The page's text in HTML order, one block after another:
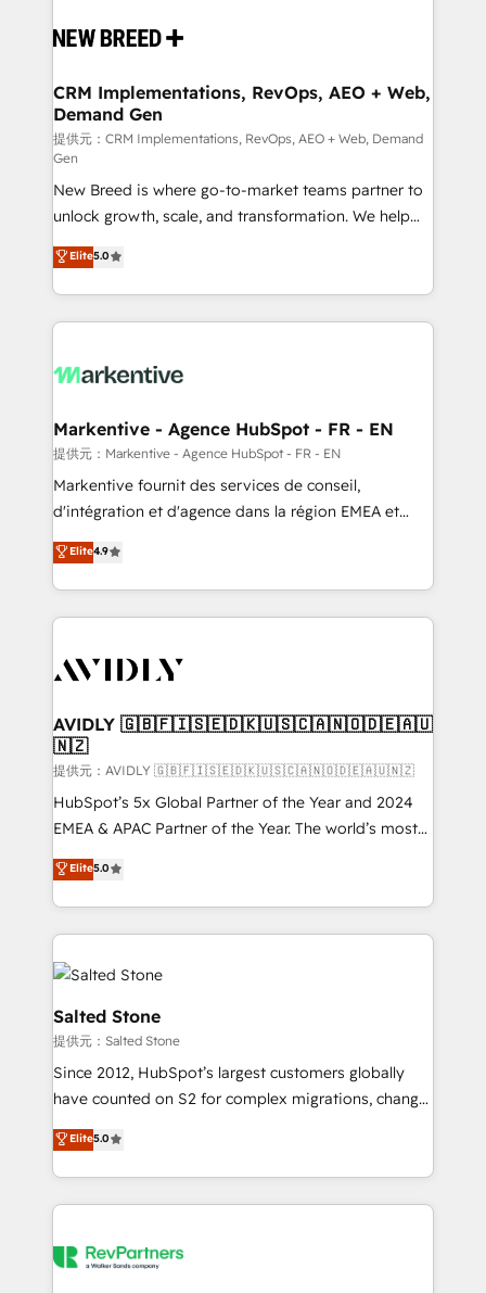
ISO9001:2015 取得 ✓ 400社以上の導入実績 ✓
HubSpot大百科 出版 CRM・AI活用に関するご相談、現
せください。
and system integrations powered by Globalia’s
trainers to drive platform adoption. 📈 Revenue
Generation - Full-funnel marketing and high-
performance advertising via Point Success Media. -
Expert deployment of Breeze AI and custom agents
to automate growth. 🏆 Elite Excellence - 8 platform
accreditations and deep HIPAA-compliance
expertise. - A team of 250+ experts dedicated to
your resilient growth.
CRM Implementations, RevOps, AEO + Web,
Demand Gen
提供元：CRM Implementations, RevOps, AEO + Web, Demand
Gen
New Breed is where go-to-market teams partner to
unlock growth, scale, and transformation. We help
companies activate HubSpot’s AI-powered
customer platform and operationalize HubSpot’s
Loop Marketing framework through expert-led
services, smart agents, and purpose-built apps,
results, fast. ⚙️CRM & RevOps: Align all Hubs to your
🎯Demand Gen & ABM: Drive pipeline with inbound,
ABM, AEO, SEO, & paid media. 👩‍💻Web Design:
Build high-performing websites with UX, messaging,
& conversion strategy that drive results. 🤖AI
AI, & maximize AEO with tailored AI services. 🧩
Integrations: Extend HubSpot with custom
Elite5.0
Markentive - Agence HubSpot - FR - EN
提供元：Markentive - Agence HubSpot - FR - EN
Markentive fournit des services de conseil,
d'intégration et d'agence dans la région EMEA et
North America. Avec plus de 115 experts en
marketing automation, Growth, Revops, CRM et
webdesign. Markentive is both a consulting firm, a
digital agency and an integrator. With over 115
CRM and webdesign (We focus on EMEA - USA
Elite4.9
AVIDLY 🇬🇧🇫🇮🇸🇪🇩🇰🇺🇸🇨🇦🇳🇴🇩🇪🇦🇺
🇳🇿
提供元：AVIDLY 🇬🇧🇫🇮🇸🇪🇩🇰🇺🇸🇨🇦🇳🇴🇩🇪🇦🇺🇳🇿
HubSpot’s 5x Global Partner of the Year and 2024
EMEA & APAC Partner of the Year. The world’s most
experienced and fully accredited HubSpot Solutions
Partner. 🚀 With 2,750+ HubSpot projects delivered
and 370+ specialists across EMEA, APAC and NAM,
we de-risk complex CRM programmes and
accelerate ROI across every HubSpot Hub. 🧭 From
multi-region migrations to AI-powered automation,
we turn complexity into clarity, human at global
scale. 🏆 HubSpot’s CEO called us “the partner of the
future.” Others agree it is proof of trust built through
measurable impact.
Elite5.0
Salted Stone
提供元：Salted Stone
Since 2012, HubSpot’s largest customers globally
have counted on S2 for complex migrations, change
management, systems integration, and creative
solutions that deliver measurable impact and
transform brand experiences As one of the few full-
service creative agencies in the HubSpot
winning design to build scalable, globally
Elite5.0